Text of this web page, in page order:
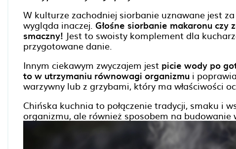
W kulturze zachodniej siorbanie uznawane jest
wygląda inaczej. Głośne siorbanie makaronu czy
smaczny! Jest to swoisty komplement dla
przygotowane danie.
Innym ciekawym zwyczajem jest picie wody po
to w utrzymaniu równowagi organizmu i
warzywny lub z grzybami, który ma właściwości
Chińska kuchnia to połączenie tradycji, smaku i
organizmu, ale również sposobem na budowanie